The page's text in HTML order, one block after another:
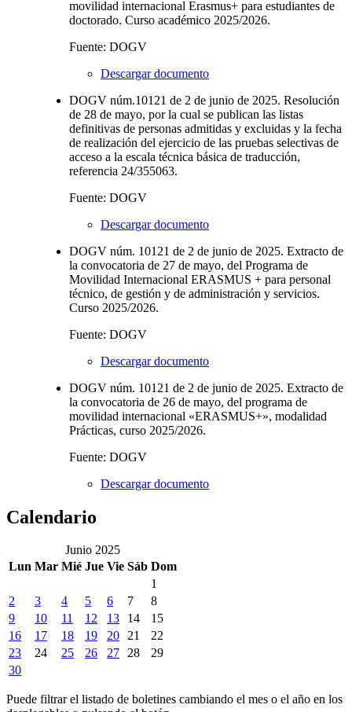
movilidad internacional Erasmus+ para estudiantes de
doctorado. Curso académico 2025/2026.
Fuente: DOGV
Descargar documento
DOGV núm.10121 de 2 de junio de 2025. Resolución
de 28 de mayo, por la cual se publican las listas
definitivas de personas admitidas y excluidas y la fecha
de realización del ejercicio de las pruebas selectivas de
acceso a la escala técnica básica de traducción,
referencia 24/355063.
Fuente: DOGV
Descargar documento
DOGV núm. 10121 de 2 de junio de 2025. Extracto de
la convocatoria de 27 de mayo, del Programa de
Movilidad Internacional ERASMUS + para personal
técnico, de gestión y de administración y servicios.
Curso 2025/2026.
Fuente: DOGV
Descargar documento
DOGV núm. 10121 de 2 de junio de 2025. Extracto de
la convocatoria de 26 de mayo, del programa de
movilidad internacional «ERASMUS+», modalidad
Prácticas, curso 2025/2026.
Fuente: DOGV
Descargar documento
Calendario
Junio 2025
Lun Mar Mié Jue Vie Sáb Dom
1
2
3 4 5 6 7
8
9
10 11 12 13 14
15
16
17 18 19 20 21
22
23
24 25 26 27 28
29
30
Puede filtrar el listado de boletines cambiando el mes o el año en los